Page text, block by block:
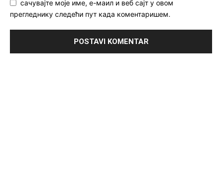
сачувајте моје име, е-маил и веб сајт у овом
прегледнику следећи пут када коментаришем.